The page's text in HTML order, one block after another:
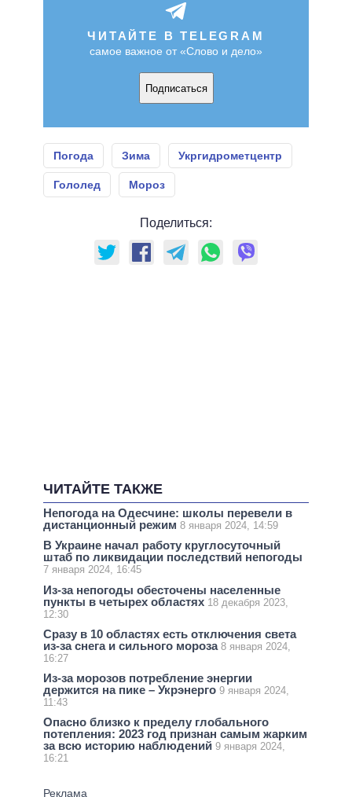
ЧИТАЙТЕ В TELEGRAM
самое важное от «Слово и дело»
Подписаться
Погода Зима Укргидрометцентр
Гололед Мороз
Поделиться:
ЧИТАЙТЕ ТАКЖЕ
Непогода на Одесчине: школы перевели в
дистанционный режим 8 января 2024, 14:59
В Украине начал работу круглосуточный
штаб по ликвидации последствий непогоды
7 января 2024, 16:45
Из-за непогоды обесточены населенные
пункты в четырех областях 18 декабря 2023,
12:30
Сразу в 10 областях есть отключения света
из-за снега и сильного мороза 8 января 2024,
16:27
Из-за морозов потребление энергии
держится на пике – Укрэнерго 9 января 2024,
11:43
Опасно близко к пределу глобального
потепления: 2023 год признан самым жарким
за всю историю наблюдений 9 января 2024,
16:21